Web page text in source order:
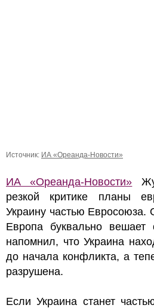
Источник: ИА «Ореанда-Новости»
ИА «Ореанда-Новости»
резкой критике планы
Украину частью Евросоюза.
Европа буквально
напомнил, что Украина
до начала конфликта, а
разрушена.
Если Украина станет